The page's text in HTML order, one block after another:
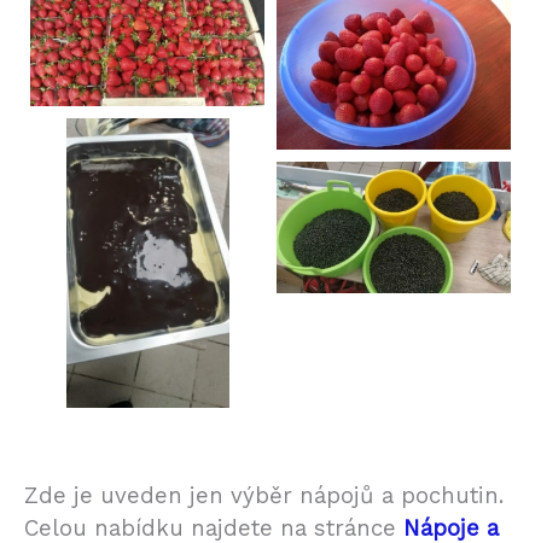
Zde je uveden jen výběr nápojů a pochutin.
Celou nabídku najdete na stránce Nápoje a